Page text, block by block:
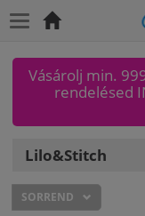
Főoldal
Vásárolj min.
rendelésed
Lilo&Stitch
SORREND